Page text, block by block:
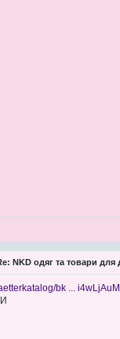
NKD одяг та товари
bk ...